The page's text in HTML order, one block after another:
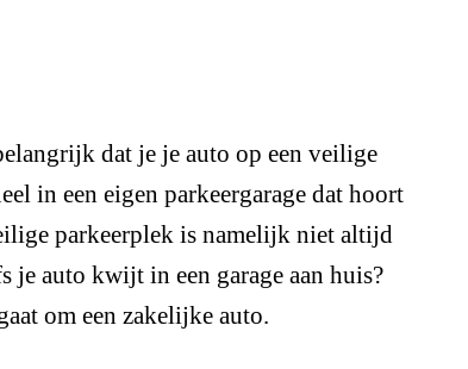
dat je je auto op een veilige
in een eigen parkeergarage dat hoort
parkeerplek is namelijk niet altijd
auto kwijt in een garage aan huis?
om een zakelijke auto.